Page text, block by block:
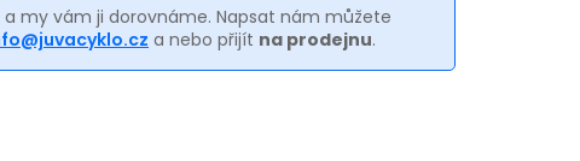
my vám ji dorovnáme. Napsat nám můžete
a nebo přijít na prodejnu.